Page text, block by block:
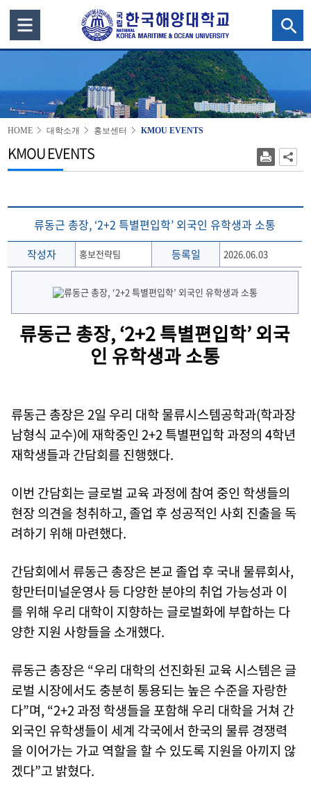
HOME 대학소개 홍보센터 KMOU EVENTS
KMOU EVENTS
류동근 총장, ‘2+2 특별편입학’ 외국인 유학생과 소통
작성자 홍보전략팀 등록일 2026.06.03
류동근 총장, ‘2+2 특별편입학’ 외국
인 유학생과 소통
류동근 총장은 2일 우리 대학 물류시스템공학과(학과장
남형식 교수)에 재학중인 2+2 특별편입학 과정의 4학년
재학생들과 간담회를 진행했다.
이번 간담회는 글로벌 교육 과정에 참여 중인 학생들의
현장 의견을 청취하고, 졸업 후 성공적인 사회 진출을 독
려하기 위해 마련했다.
간담회에서 류동근 총장은 본교 졸업 후 국내 물류회사,
항만터미널운영사 등 다양한 분야의 취업 가능성과 이
를 위해 우리 대학이 지향하는 글로벌화에 부합하는 다
양한 지원 사항들을 소개했다.
류동근 총장은 “우리 대학의 선진화된 교육 시스템은 글
로벌 시장에서도 충분히 통용되는 높은 수준을 자랑한
다”며, “2+2 과정 학생들을 포함해 우리 대학을 거쳐 간
외국인 유학생들이 세계 각국에서 한국의 물류 경쟁력
을 이어가는 가교 역할을 할 수 있도록 지원을 아끼지 않
겠다”고 밝혔다.